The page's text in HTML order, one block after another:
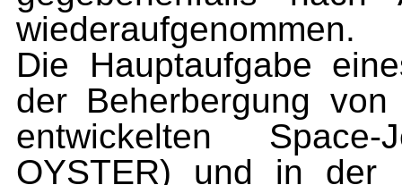
wiederaufgenommen.
Die Hauptaufgabe
der Beherbergung
entwickelten
OYSTER) und in der